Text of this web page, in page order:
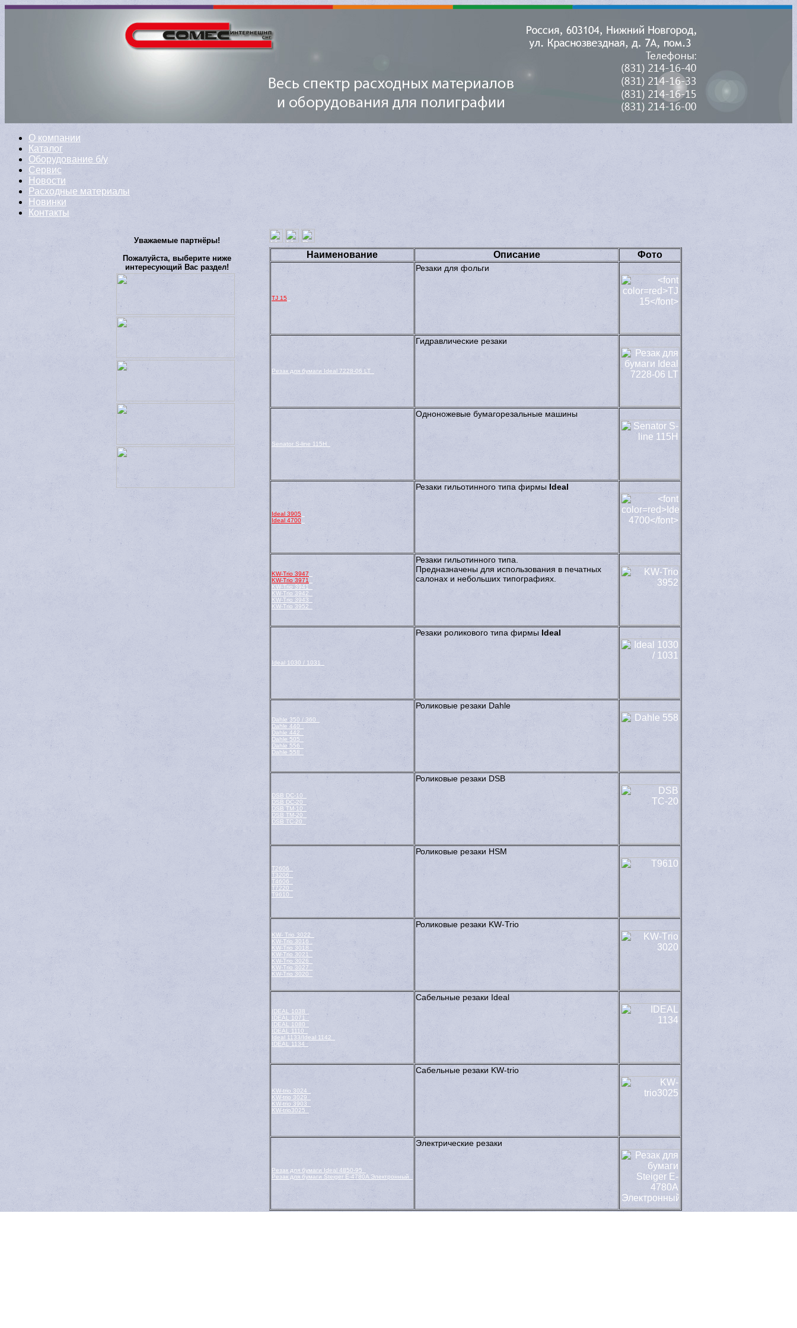
О компании
Каталог
Оборудование б/у
Сервис
Новости
Расходные материалы
Новинки
Контакты
Уважаемые партнёры!
Пожалуйста, выберите ниже
интересующий Вас раздел!
Наименование Описание Фото
TJ 15
Резаки для фольги
Резак для бумаги Ideal 7228-06 LT
Гидравлические резаки
Senator S-line 115H
Одноножевые бумагорезальные машины
Ideal 3905
Ideal 4700
Резаки гильотинного типа фирмы Ideal
KW-Trio 3947
KW-Trio 3971
KW-Trio 3941
KW-Trio 3942
KW-Trio 3943
KW-Trio 3952
Резаки гильотинного типа.
Предназначены для использования в печатных
салонах и небольших типографиях.
Ideal 1030 / 1031
Резаки роликового типа фирмы Ideal
Dahle 350 / 360
Dahle 440
Dahle 442
Dahle 505
Dahle 556
Dahle 558
Роликовые резаки Dahle
DSB DC-10
DSB DC-20
DSB TM-10
DSB TM-20
DSB ТС-20
Роликовые резаки DSB
T2606
T3206
T4606
T7220
T9610
Роликовые резаки HSM
KW- Trio 3022
KW-Trio 3016
KW-Trio 3018
KW-Trio 3021
KW-Trio 3026
KW-Trio 3027
KW-Тriо 3020
Роликовые резаки KW-Trio
IDEAL 1038
IDEAL 1071
IDEAL 1080
IDEAL 1110
Ideal 1133/Ideal 1142
IDEAL 1134
Сабельные резаки Ideal
KW-triо 3024
KW-triо 3029
KW-triо 3903
KW-triо3025
Сабельные резаки KW-triо
Резак для бумаги Ideal 4850-95
Резак для бумаги Steiger E-4780A Электронный
Электрические резаки